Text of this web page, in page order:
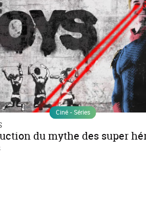
Ciné - Séries
du mythe des super